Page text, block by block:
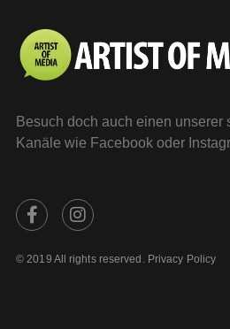
Besuch doch auch einen unserer
Kanäle wie Facebook oder
© 2019 All rights reserved. Privacy Policy